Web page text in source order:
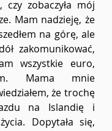
czy zobaczyła mój
Mam nadzieję, że
na górę, ale
zakomunikować,
wszystkie euro,
Mama mnie
że trochę
na Islandię i
Dopytała się,